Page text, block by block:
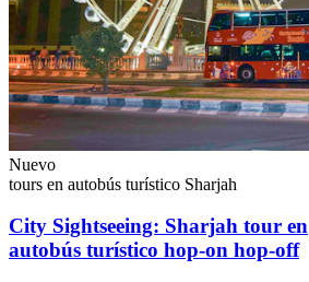
Nuevo
tours en autobús turístico Sharjah
City Sightseeing: Sharjah tour en
autobús turístico hop-on hop-off